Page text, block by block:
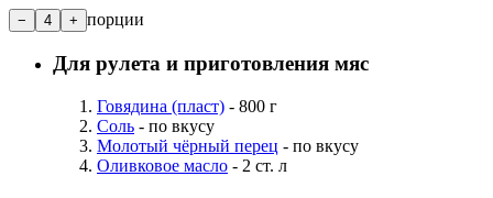
− 4 + порции
Для рулета и приготовления мяс
Говядина (пласт) - 800 г
Соль - по вкусу
Молотый чёрный перец - по вкусу
Оливковое масло - 2 ст. л